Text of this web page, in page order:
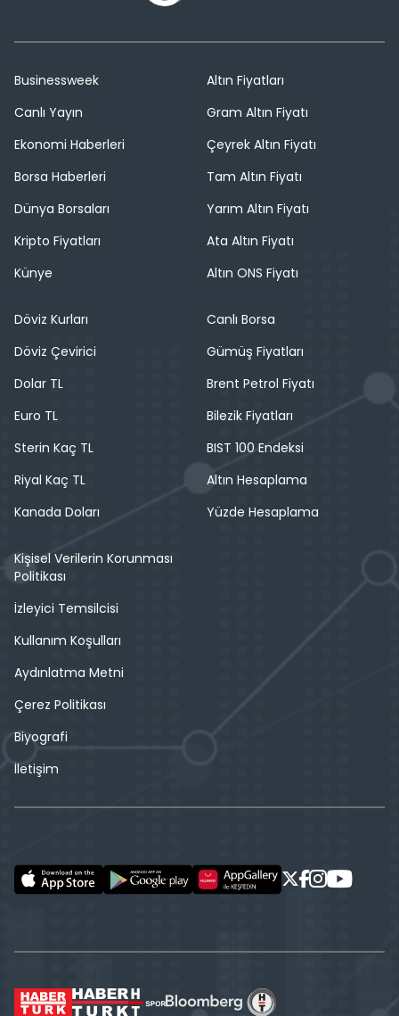
Businessweek
Canlı Yayın
Ekonomi Haberleri
Borsa Haberleri
Dünya Borsaları
Kripto Fiyatları
Künye
Altın Fiyatları
Gram Altın Fiyatı
Çeyrek Altın Fiyatı
Tam Altın Fiyatı
Yarım Altın Fiyatı
Ata Altın Fiyatı
Altın ONS Fiyatı
Döviz Kurları
Döviz Çevirici
Dolar TL
Euro TL
Sterin Kaç TL
Riyal Kaç TL
Kanada Doları
Canlı Borsa
Gümüş Fiyatları
Brent Petrol Fiyatı
Bilezik Fiyatları
BIST 100 Endeksi
Altın Hesaplama
Yüzde Hesaplama
Kişisel Verilerin Korunması
Politikası
İzleyici Temsilcisi
Kullanım Koşulları
Aydınlatma Metni
Çerez Politikası
Biyografi
İletişim